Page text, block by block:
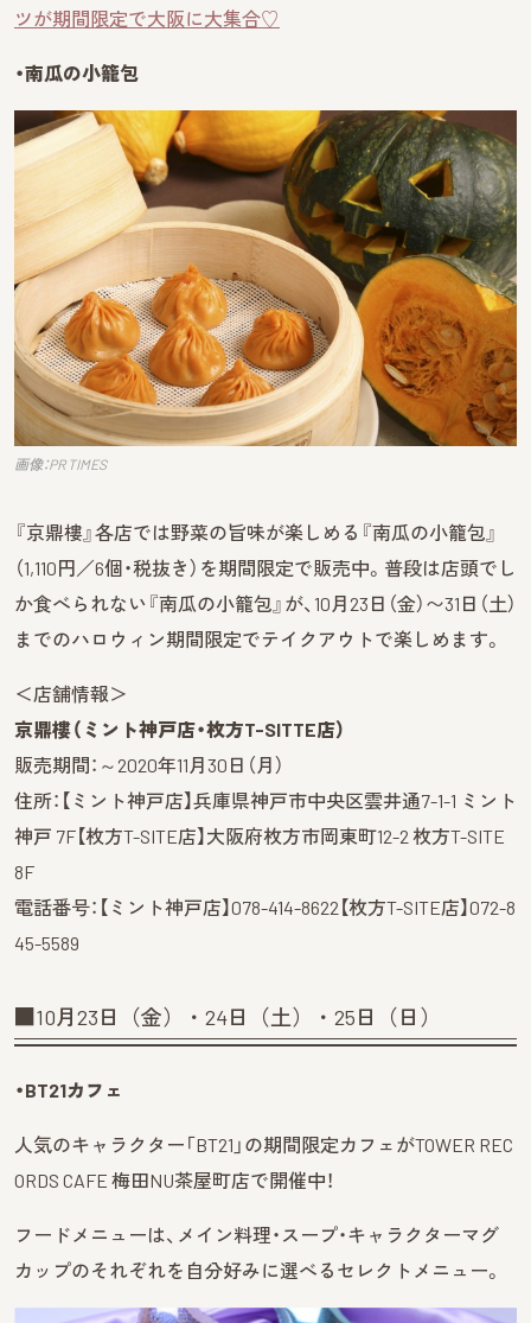
ツが期間限定で大阪に大集合♡
・南瓜の小籠包
画像：PR TIMES
『京鼎樓』各店では野菜の旨味が楽しめる『南瓜の小籠包』
（1,110円／6個・税抜き）を期間限定で販売中。普段は店頭でし
か食べられない『南瓜の小籠包』が、10月23日（金）〜31日（土）
までのハロウィン期間限定でテイクアウトで楽しめます。
＜店舗情報＞
京鼎樓（ミント神戸店・枚方T-SITTE店）
販売期間：～2020年11月30日（月）
住所：【ミント神戸店】兵庫県神戸市中央区雲井通7-1-1 ミント
神戸 7F【枚方T-SITE店】大阪府枚方市岡東町12-2 枚方T-SITE
8F
電話番号：【ミント神戸店】078-414-8622【枚方T-SITE店】072-8
45-5589
■10月23日（金）・24日（土）・25日（日）
・BT21カフェ
人気のキャラクター「BT21」の期間限定カフェがTOWER REC
ORDS CAFE 梅田NU茶屋町店で開催中！
フードメニューは、メイン料理・スープ・キャラクターマグ
カップのそれぞれを自分好みに選べるセレクトメニュー。